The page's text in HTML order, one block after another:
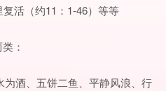
活（约11：1-46）等等
：
酒、五饼二鱼、平静风浪、行